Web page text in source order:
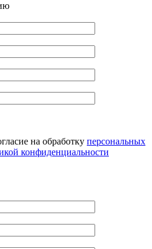
на обработку персональных
конфиденциальности